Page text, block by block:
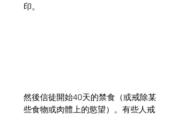
印。
然後信徒開始40天的禁食（或戒除某
些食物或肉體上的慾望）。有些人戒